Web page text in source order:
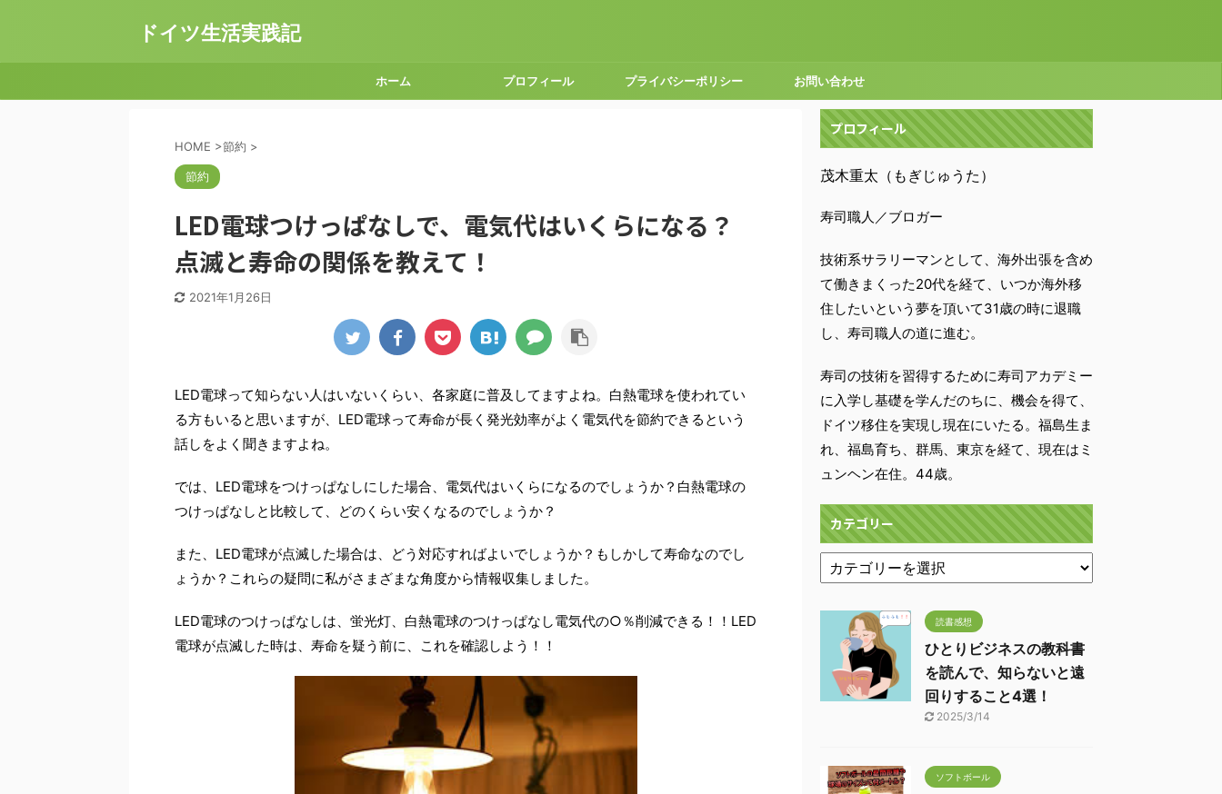
ドイツ生活実践記
ホーム プロフィール プライバシーポリシー お問い合わせ
HOME >節約 >
節約
LED電球つけっぱなしで、電気代はいくらになる？
点滅と寿命の関係を教えて！
2021年1月26日
LED電球って知らない人はいないくらい、各家庭に普及してますよね。白熱電球を使われてい
る方もいると思いますが、LED電球って寿命が長く発光効率がよく電気代を節約できるという
話しをよく聞きますよね。
では、LED電球をつけっぱなしにした場合、電気代はいくらになるのでしょうか？白熱電球の
つけっぱなしと比較して、どのくらい安くなるのでしょうか？
また、LED電球が点滅した場合は、どう対応すればよいでしょうか？もしかして寿命なのでし
ょうか？これらの疑問に私がさまざまな角度から情報収集しました。
LED電球のつけっぱなしは、蛍光灯、白熱電球のつけっぱなし電気代の○％削減できる！！LED
電球が点滅した時は、寿命を疑う前に、これを確認しよう！！
プロフィール
茂木重太（もぎじゅうた）
寿司職人／ブロガー
技術系サラリーマンとして、海外出張を含め
て働きまくった20代を経て、いつか海外移
住したいという夢を頂いて31歳の時に退職
し、寿司職人の道に進む。
寿司の技術を習得するために寿司アカデミー
に入学し基礎を学んだのちに、機会を得て、
ドイツ移住を実現し現在にいたる。福島生ま
れ、福島育ち、群馬、東京を経て、現在はミ
ュンヘン在住。44歳。
カテゴリー
読書感想
ひとりビジネスの教科書
を読んで、知らないと遠
回りすること4選！
2025/3/14
ソフトボール